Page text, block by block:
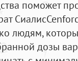
поможет
людям,
дозы